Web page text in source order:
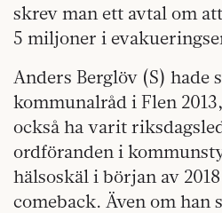
skrev man ett avtal om
5 miljoner i
Anders Berglöv (S) hade
kommunalråd i Flen
också ha varit
ordföranden i
hälsoskäl i början av
comeback. Även om han